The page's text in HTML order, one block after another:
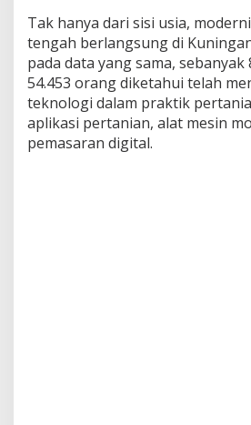
Tak hanya dari sisi usia,
tengah berlangsung di
pada data yang sama, sebanyak
54.453 orang diketahui telah
teknologi dalam praktik
aplikasi pertanian, alat mesin
pemasaran digital.